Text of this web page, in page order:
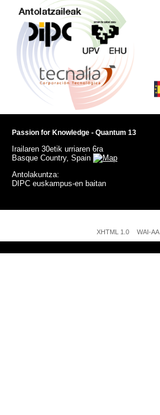
Passion for Knowledge - Quantum 13
Irailaren 30etik urriaren 6ra
Basque Country, Spain
Antolakuntza:
DIPC euskampus-en baitan
XHTML 1.0 WAI-AA